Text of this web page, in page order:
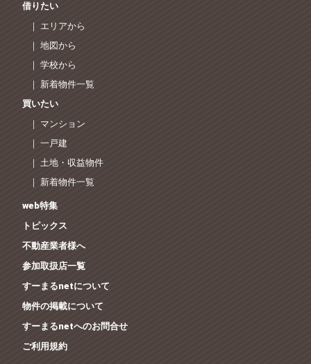
借りたい
｜ エリアから
｜ 地図から
｜ 学校から
｜ 新着物件一覧
買いたい
｜ マンション
｜ 一戸建
｜ 土地・収益物件
｜ 新着物件一覧
web特集
トピックス
不動産業者様へ
参加取扱店一覧
すーまるnetについて
物件の掲載について
すーまるnetへのお問合せ
ご利用規約